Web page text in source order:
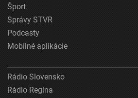
Šport
Správy STVR
Podcasty
Mobilné aplikácie
Rádio Slovensko
Rádio Regina